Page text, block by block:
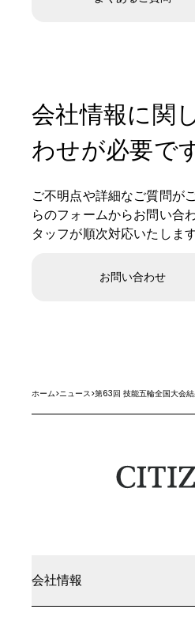
会社情報に関
わせが必要で
ご不明点や詳細なご質問が
らのフォームからお問い合
タッフが順次対応いたします
お問い合わせ
ホーム>ニュース>第63回 技能五輪全国大会
会社情報